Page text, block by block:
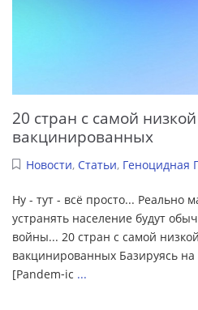
20 стран с самой
вакцинированных
Новости, Статьи, Геноцидная
Ну - тут - всё просто... Реально
устранять население будут
войны... 20 стран с самой
вакцинированных Базируясь
[Pandem‑ic ...